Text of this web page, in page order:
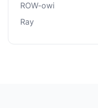
ROW-owi
Ray